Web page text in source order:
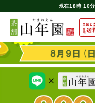
現在18時 10分